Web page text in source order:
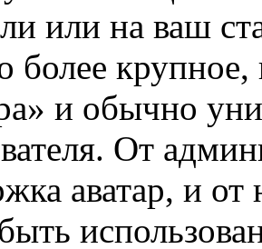
или на ваш
более крупное,
и обычно
От
аватар, и от